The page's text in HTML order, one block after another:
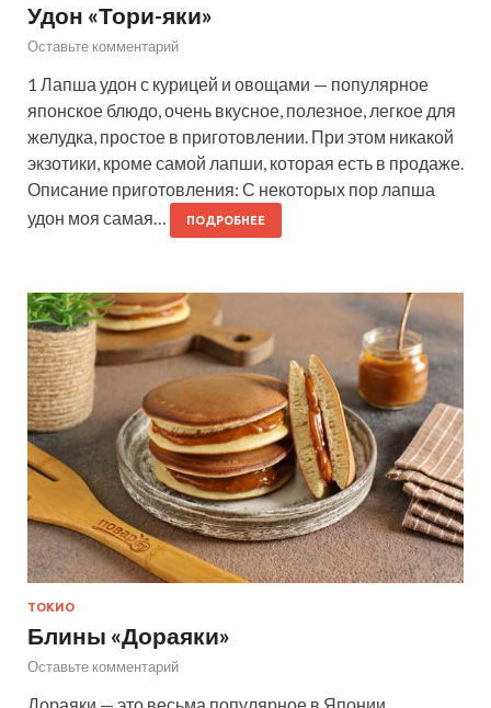
Удон «Тори-яки»
Оставьте комментарий
1 Лапша удон с курицей и овощами — популярное
японское блюдо, очень вкусное, полезное, легкое для
желудка, простое в приготовлении. При этом никакой
экзотики, кроме самой лапши, которая есть в продаже.
Описание приготовления: С некоторых пор лапша
удон моя самая…
ПОДРОБНЕЕ
ТОКИО
Блины «Дораяки»
Оставьте комментарий
Дораяки — это весьма популярное в Японии